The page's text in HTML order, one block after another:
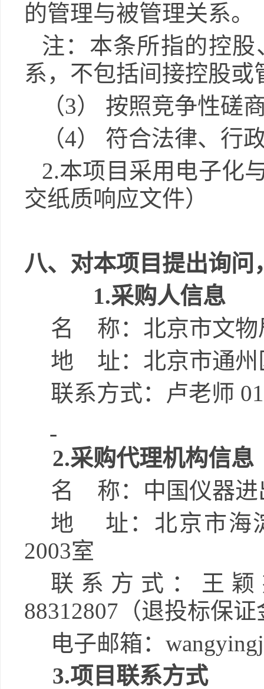
的管理与被管理关系。
注：本条所指的控
系，不包括间接控股或
（3）
按照竞争性磋
（4）
符合法律、行
2.本项目采用电子化
交纸质响应文件）
八、对本项目提出询
1.采购人信息
名
称：北京市文物
地
址：北京市通
联系方式：
卢老师
2.采购代理机构信息
名
称： 中国仪器
地
址： 北京市海
2003室
联系方式： 王
88312807 （退投标保证
电子邮箱：
3.项目联系方式